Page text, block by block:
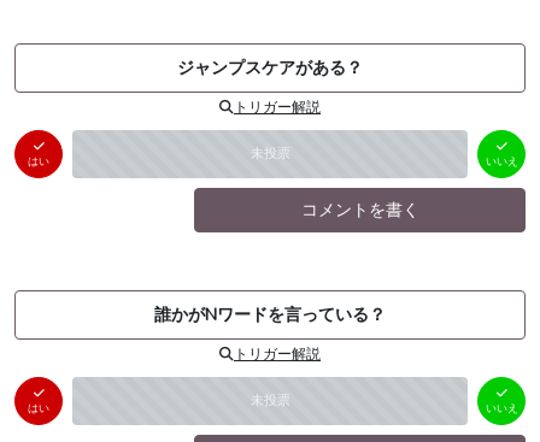
ジャンプスケアがある？
トリガー解説
はい 未投票
いいえ
（ 0件）
いいえ
コメントを書く
誰かがNワードを言っている？
トリガー解説
はい 未投票
いいえ
（ 0件）
いいえ